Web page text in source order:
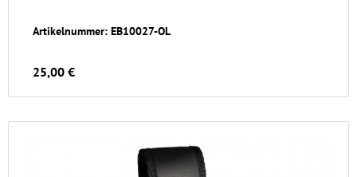
Artikelnummer: EB10027-OL
25,00 €